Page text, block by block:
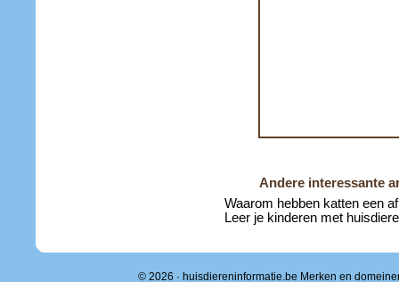
Andere interessante
Waarom hebben katten een
Leer je kinderen met
© 2026 · huisdiereninformatie.be Merken en